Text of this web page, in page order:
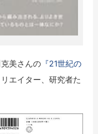
美さんの 『21世紀の
エイター、研究者た